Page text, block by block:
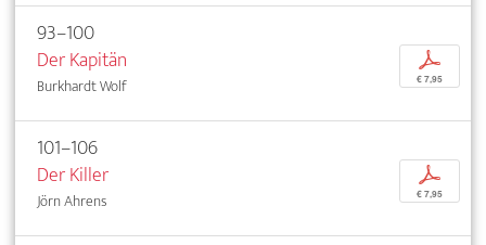
93–100
Der Kapitän
Burkhardt Wolf
p
€ 7,95
101–106
Der Killer
Jörn Ahrens
p
€ 7,95